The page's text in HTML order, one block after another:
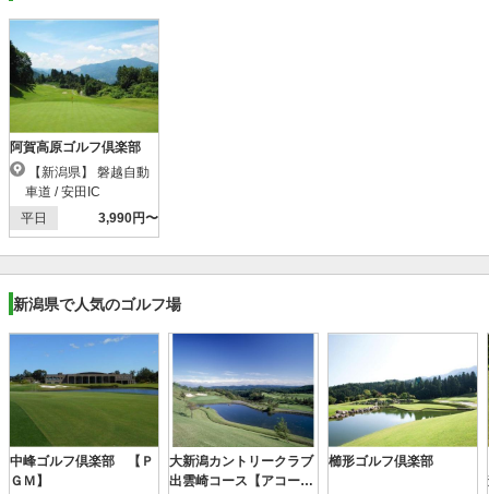
阿賀高原ゴルフ倶楽部
車道 / 安田IC
平日
3,990円〜
新潟県で人気のゴルフ場
中峰ゴルフ倶楽部 【Ｐ
ＧＭ】
大新潟カントリークラブ
出雲崎コース【アコーデ
櫛形ゴルフ倶楽部